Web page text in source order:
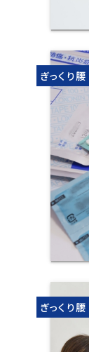
ぎっくり腰
ぎっくり腰